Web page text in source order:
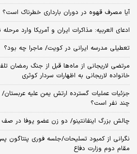
آیا مصرف قهوه در دوران بارداری خطرناک است؟
ادعای العربیه: مذاکرات ایران و آمریکا وارد
تعطیلی مدرسه ایرانی در کویت/ ماجرا چه بود؟
مرتضی لاریجانی از ماه‌ها قبل از جنگ رمضان
خانواده لاریجانی به اظهارات سردار کوثری
جزئیات عملیات گسترده ارتش یمن علیه
چند نفر است؟
چالش بزرگ اینفانتینو/ دو زن عضو یوفا در صف
نگرانی از کمبود تسلیحات/جلسه فوری پنتاگون
مقام دوم وزارت دفاع